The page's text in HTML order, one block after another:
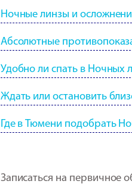
Ночные линзы и
Абсолютные
Удобно ли спать в Ночных
Ждать или остановить
Где в Тюмени подобрать
Записаться на первичное